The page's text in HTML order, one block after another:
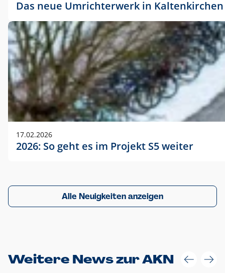
Das neue Umrichterwerk in Kaltenkirchen
17.02.2026
2026: So geht es im Projekt S5 weiter
Alle Neuigkeiten anzeigen
Weitere News zur AKN